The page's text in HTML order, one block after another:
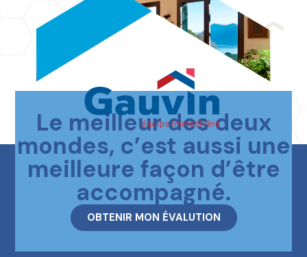
Contactez-nous
Le meilleur des deux
mondes, c’est aussi une
meilleure façon d’être
accompagné.
OBTENIR MON ÉVALUTION